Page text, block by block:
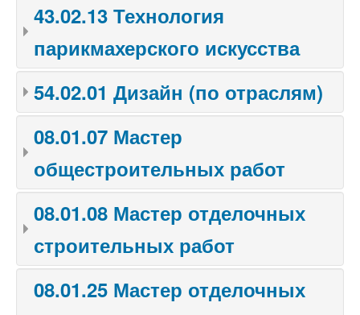
43.02.13 Технология
парикмахерского искусства
54.02.01 Дизайн (по отраслям)
08.01.07 Мастер
общестроительных работ
08.01.08 Мастер отделочных
строительных работ
08.01.25 Мастер отделочных